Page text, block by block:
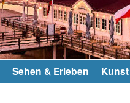
Sehen & Erleben